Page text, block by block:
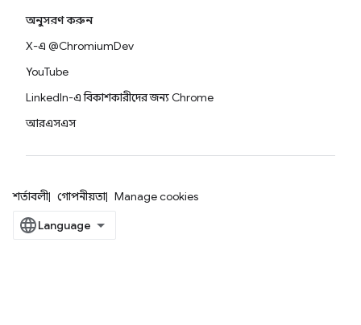
অনুসরণ করুন
X-এ @ChromiumDev
YouTube
LinkedIn-এ বিকাশকারীদের জন্য Chrome
আরএসএস
শর্তাবলী গোপনীয়তা Manage cookies